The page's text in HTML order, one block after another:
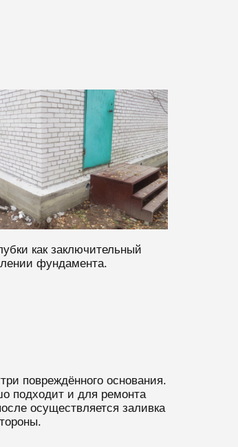
как заключительный
фундамента.
повреждённого основания.
подходит и для ремонта
осуществляется заливка